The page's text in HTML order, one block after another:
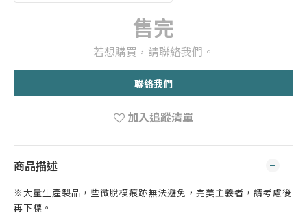
售完
若想購買，請聯絡我們。
聯絡我們
加入追蹤清單
商品描述
※大量生產製品，些微脫模痕跡無法避免，完美主義者，請考慮後
再下標。